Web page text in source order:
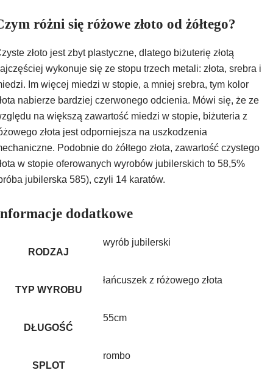
różni się różowe złoto od żółtego?
złoto jest zbyt plastyczne, dlatego biżuterię złotą
wykonuje się ze stopu trzech metali: złota, srebra i
Im więcej miedzi w stopie, a mniej srebra, tym kolor
nabierze bardziej czerwonego odcienia. Mówi się, że ze
na większą zawartość miedzi w stopie, biżuteria z
złota jest odporniejsza na uszkodzenia
Podobnie do żółtego złota, zawartość czystego
w stopie oferowanych wyrobów jubilerskich to 58,5%
jubilerska 585), czyli 14 karatów.
dodatkowe
RODZAJ
wyrób jubilerski
TYP WYROBU
łańcuszek z różowego złota
DŁUGOŚĆ
55cm
SPLOT
rombo